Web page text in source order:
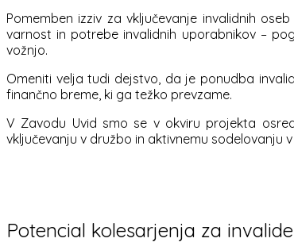
Pomemben izziv za vključevanje invalidnih
varnost in potrebe invalidnih uporabnikov –
vožnjo.
Omeniti velja tudi dejstvo, da je ponudba
finančno breme, ki ga težko prevzame.
V Zavodu Uvid smo se v okviru projekta
vključevanju v družbo in aktivnemu sodelovanju
Potencial kolesarjenja za